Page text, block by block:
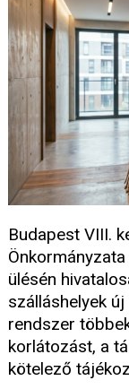
Budapest VIII.
ülésén
szálláshelyek
rendszer
korlátozást, a
kötelező